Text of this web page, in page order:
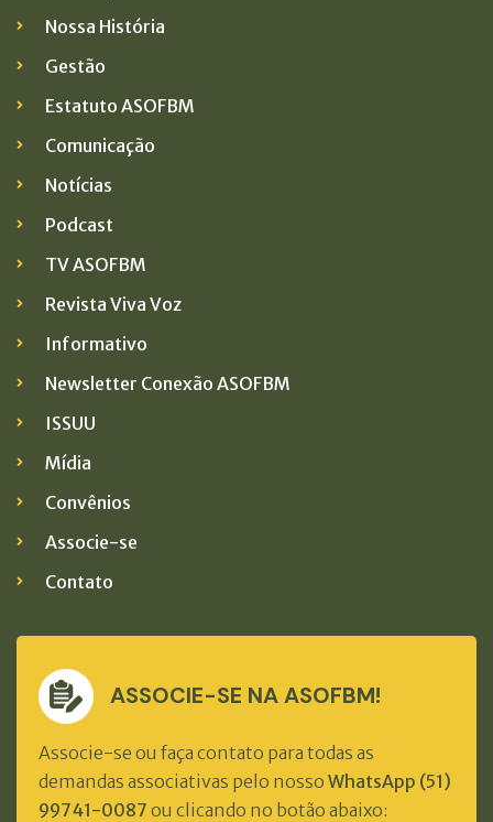
Nossa História
Gestão
Estatuto ASOFBM
Comunicação
Notícias
Podcast
TV ASOFBM
Revista Viva Voz
Informativo
Newsletter Conexão ASOFBM
ISSUU
Mídia
Convênios
Associe-se
Contato
ASSOCIE-SE NA ASOFBM!
Associe-se ou faça contato para todas as
demandas associativas pelo nosso WhatsApp (51)
99741-0087 ou clicando no botão abaixo: